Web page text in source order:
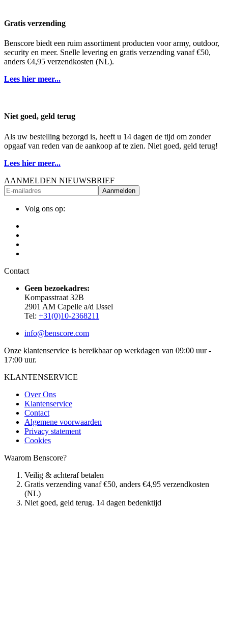
Gratis verzending
Benscore biedt een ruim assortiment producten voor army, outdoor,
security en meer. Snelle levering en gratis verzending vanaf €50,
anders €4,95 verzendkosten (NL).
Lees hier meer...
Niet goed, geld terug
Als uw bestelling bezorgd is, heeft u 14 dagen de tijd om zonder
opgaaf van reden van de aankoop af te zien. Niet goed, geld terug!
Lees hier meer...
AANMELDEN NIEUWSBRIEF
Aanmelden
Volg ons op:
Contact
Geen bezoekadres:
Kompasstraat 32B
2901 AM Capelle a/d IJssel
Tel: +31(0)10-2368211
info@benscore.com
Onze klantenservice is bereikbaar op werkdagen van 09:00 uur -
17:00 uur.
KLANTENSERVICE
Over Ons
Klantenservice
Contact
Algemene voorwaarden
Privacy statement
Cookies
Waarom Benscore?
Veilig & achteraf betalen
Gratis verzending vanaf €50, anders €4,95 verzendkosten
(NL)
Niet goed, geld terug. 14 dagen bedenktijd